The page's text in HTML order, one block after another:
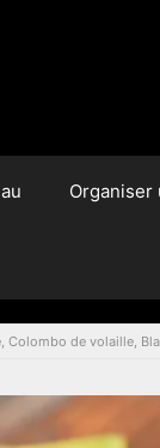
Organiser
Colombo de volaille,